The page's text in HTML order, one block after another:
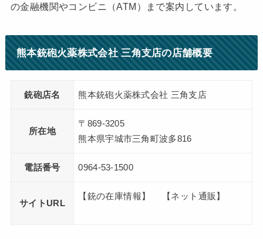
の金融機関やコンビニ（ATM）まで案内しています。
熊本銃砲火薬株式会社 三角支店の店舗概要
銃砲店名 熊本銃砲火薬株式会社 三角支店
所在地
〒869-3205
熊本県宇城市三角町波多816
電話番号 0964-53-1500
サイトURL
【銃の在庫情報】 【ネット通販】